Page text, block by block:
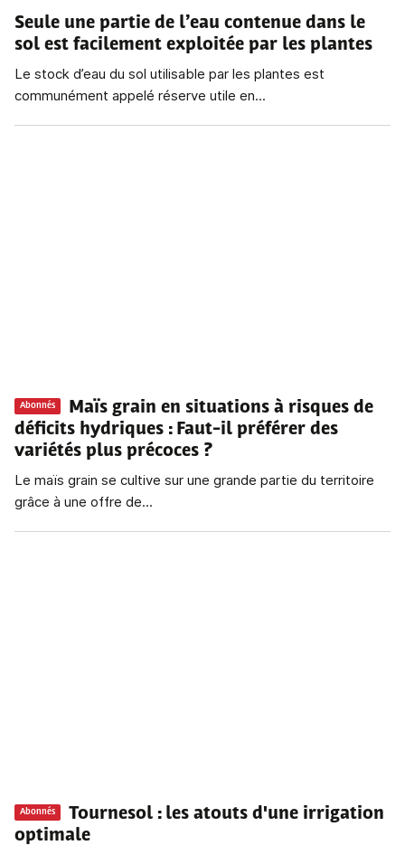
Seule une partie de l’eau contenue dans le
sol est facilement exploitée par les plantes
Le stock d’eau du sol utilisable par les plantes est
communément appelé réserve utile en...
Abonnés
Maïs grain en situations à risques de
déficits hydriques : Faut-il préférer des
variétés plus précoces ?
Le maïs grain se cultive sur une grande partie du territoire
grâce à une offre de...
Abonnés Tournesol : les atouts d'une irrigation
optimale